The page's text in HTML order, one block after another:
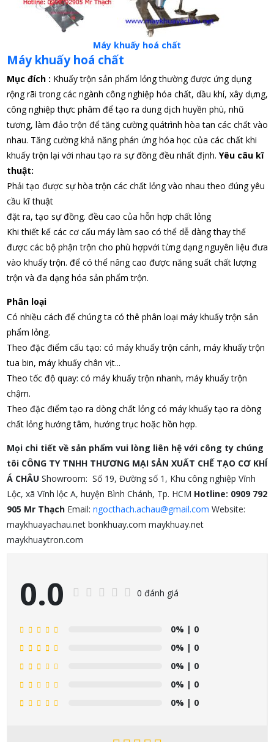
Máy khuấy hoá chất
Máy khuấy hoá chất
Mục đích : Khuấy trộn sản phẩm lỏng thường được ứng dụng
rộng rãi trong các ngành công nghiệp hóa chất, dầu khí, xây dựng,
công nghiệp thực phâm để tạo ra dung dịch huyền phù, nhũ
tương, làm đảo trộn để tăng cường quátrình hòa tan các chất vào
nhau. Tăng cường khả năng phán ứng hóa học của các chất khi
khuấy trộn lại với nhau tạo ra sự đồng đều nhất định. Yêu câu kĩ
thuật:
Phải tạo được sự hòa trộn các chất lỏng vào nhau theo đúng yêu
cầu kĩ thuật
đặt ra, tạo sự đồng. đều cao của hỗn hợp chất lỏng
Khi thiết kế các cơ cấu máy làm sao có thể dễ dàng thay thế
được các bộ phận trộn cho phù hợpvới từng dạng nguyên liệu đưa
vào khuấy trộn. để có thể nâng cao được năng suất chất lượng
trộn và đa dạng hóa sản phẩm trộn.
Phân loại
Có nhiều cách để chúng ta có thê phân loại máy khuấy trộn sản
phẩm lỏng.
Theo đặc điểm cấu tạo: có máy khuấy trộn cánh, máy khuấy trộn
tua bin, máy khuấy chân vịt...
Theo tốc độ quay: có máy khuấy trộn nhanh, máy khuấy trộn
chậm.
Theo đặc điểm tạo ra dòng chất lỏng có máy khuấy tạo ra dòng
chất lỏng hướng tâm, hướng trục hoặc hồn hợp.
Mọi chi tiết về sản phẩm vui lòng liên hệ với công ty chúng
tôi CÔNG TY TNHH THƯƠNG MẠI SẢN XUẤT CHẾ TẠO CƠ KHÍ
Á CHÂUShowroom: Số 19, Đường số 1, Khu công nghiệp Vĩnh
Lộc, xã Vĩnh lộc A, huyện Bình Chánh, Tp. HCM Hotline: 0909 792
905 Mr ThạchEmail: ngocthach.achau@gmail.com Website:
maykhuayachau.net bonkhuay.com maykhuay.net
maykhuaytron.com
0.0 0 đánh giá
0% | 0
0% | 0
0% | 0
0% | 0
0% | 0